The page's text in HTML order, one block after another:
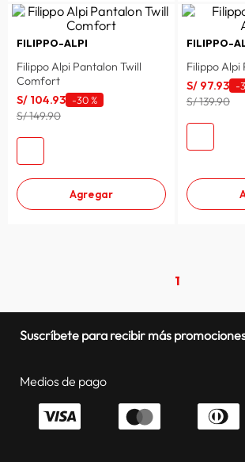
FILIPPO-ALPI
Filippo Alpi Pantalon Twill
Comfort
S/ 104.93 -30 %
S/ 149.90
Agregar
FILIPPO-
Filippo Alpi
S/ 97.93 -
S/ 139.90
1
Suscríbete para recibir más
Medios de pago